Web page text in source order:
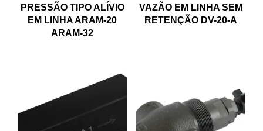
PRESSÃO TIPO ALÍVIO
EM LINHA ARAM-20
ARAM-32
VAZÃO EM LINHA SEM
RETENÇÃO DV-20-A